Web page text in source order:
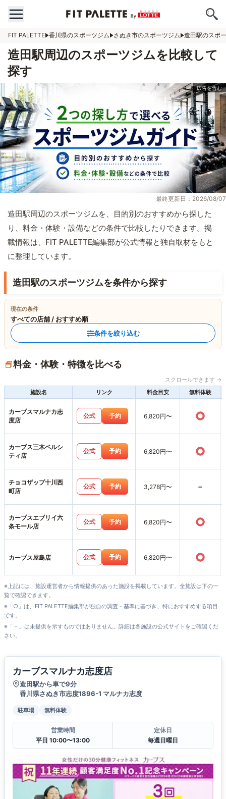
FIT PALETTE 香川県のスポーツジム さぬき市のスポーツジム 造田駅のスポ
造田駅周辺のスポーツジムを比較して
探す
最終更新日：2026/08/07
造田駅周辺のスポーツジムを、目的別のおすすめから探した
り、料金・体験・設備などの条件で比較したりできます。掲
載情報は、FIT PALETTE編集部が公式情報と独自取材をもと
に整理しています。
造田駅のスポーツジムを条件から探す
現在の条件
すべての店舗 / おすすめ順
条件を絞り込む
料金・体験・特徴を比べる
スクロールできます →
施設名
リンク 料金目安 無料体験
カーブスマルナカ志
度店
公式 予約 6,820円〜 ○
カーブス三木ベルシ
ティ店
公式 予約 6,820円〜 ○
チョコザップ十川西
町店
公式 予約 3,278円〜 -
カーブスエブリイ六
条モール店
公式 予約 6,820円〜 ○
カーブス屋島店 公式 予約 6,820円〜 ○
※上記には、施設運営者から情報提供のあった施設を掲載しています。全施設は下の一
覧で確認できます。
※「○」は、FIT PALETTE編集部が独自の調査・基準に基づき、特におすすめする項目
です。
※「－」は未提供を示すものではありません。詳細は各施設の公式サイトをご確認くだ
さい。
カーブスマルナカ志度店
造田駅から車で9分
香川県さぬき市志度1896-1 マルナカ志度
駐車場 無料体験
営業時間
平日 10:00〜13:00
定休日
毎週日曜日